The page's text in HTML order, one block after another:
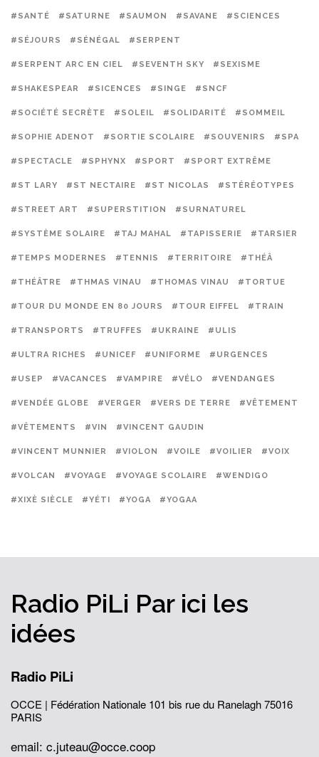
#SANTÉ #SATURNE #SAUMON #SAVANE #SCIENCES
#SÉJOURS #SÉNÉGAL #SERPENT
#SERPENT ARC EN CIEL #SEVENTH SKY #SEXISME
#SHAKESPEAR #SICENCES #SINGE #SNCF
#SOCIÉTÉ SECRÈTE #SOLEIL #SOLIDARITÉ #SOMMEIL
#SOPHIE ADENOT #SORTIE SCOLAIRE #SOUVENIRS #SPA
#SPECTACLE #SPHYNX #SPORT #SPORT EXTRÊME
#ST LARY #ST NECTAIRE #ST NICOLAS #STÉRÉOTYPES
#STREET ART #SUPERSTITION #SURNATUREL
#SYSTÈME SOLAIRE #TAJ MAHAL #TAPISSERIE #TARSIER
#TEMPS MODERNES #TENNIS #TERRITOIRE #THÉÂ
#THÉÂTRE #THMAS VINAU #THOMAS VINAU #TORTUE
#TOUR DU MONDE EN 80 JOURS #TOUR EIFFEL #TRAIN
#TRANSPORTS #TRUFFES #UKRAINE #ULIS
#ULTRA RICHES #UNICEF #UNIFORME #URGENCES
#USEP #VACANCES #VAMPIRE #VÉLO #VENDANGES
#VENDÉE GLOBE #VERGER #VERS DE TERRE #VÊTEMENT
#VÊTEMENTS #VIN #VINCENT GAUDIN
#VINCENT MUNNIER #VIOLON #VOILE #VOILIER #VOIX
#VOLCAN #VOYAGE #VOYAGE SCOLAIRE #WENDIGO
#XIXÈ SIÈCLE #YÉTI #YOGA #YOGAA
Radio PiLi Par ici les
idées
Radio PiLi
OCCE | Fédération Nationale 101 bis rue du Ranelagh75016
PARIS
email: c.juteau@occe.coop